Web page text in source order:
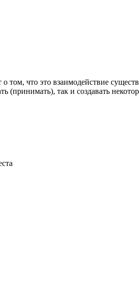
том, что это взаимодействие
(принимать), так и создавать